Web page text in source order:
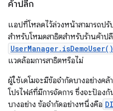
ค้าปลีก
แอปที่โหลดไว้ล่วงหน้าสามารถป
สำหรับโหมดสาธิตสำหรับร้านค้าป
UserManager.isDemoUser()
แวดล้อมการสาธิตหรือไม่
ผู้ใช้เดโมจะมีข้อจำกัดบางอย่าง
โปรไฟล์ที่มีการจัดการ ซึ่งจะป้อง
บางอย่าง ข้อจำกัดอย่างหนึ่งคือ